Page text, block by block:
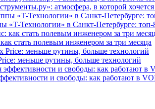
атмосфера, в которой хочется
«Т-Технологии» в Санкт-Петербурге:
стать полевым инженером за три месяца
меньше рутины, больше технологий
и свободы: как работают в